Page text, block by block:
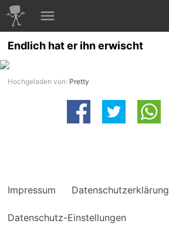
Endlich hat er ihn erwischt
Hochgeladen von: Pretty
Impressum Datenschutzerklärung
Datenschutz-Einstellungen